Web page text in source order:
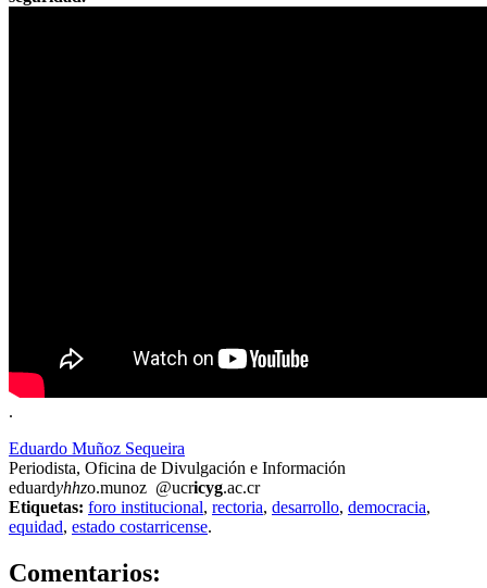
.
Eduardo Muñoz Sequeira
Periodista, Oficina de Divulgación e Información
eduardyhhzo.munoz @ucricyg.ac.cr
Etiquetas: foro institucional, rectoria, desarrollo, democracia,
equidad, estado costarricense.
Comentarios: